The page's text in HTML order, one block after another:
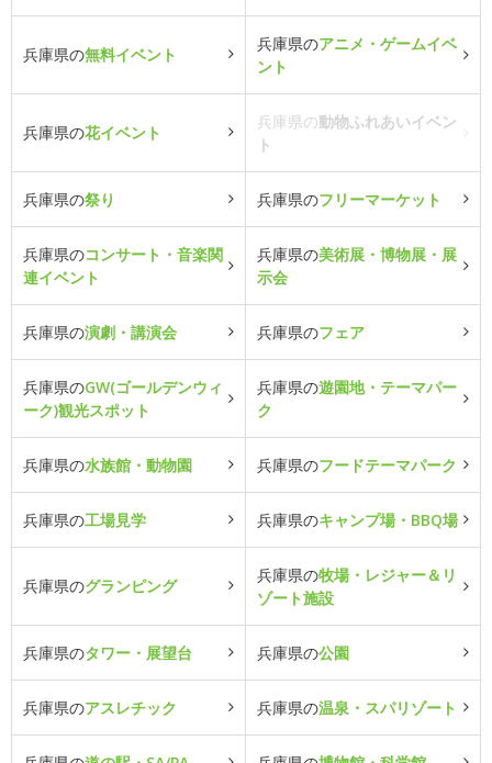
兵庫県の無料イベント
兵庫県のアニメ・ゲームイベ
ント
兵庫県の花イベント
兵庫県の動物ふれあいイベン
ト
兵庫県の祭り 兵庫県のフリーマーケット
兵庫県のコンサート・音楽関
連イベント
兵庫県の美術展・博物展・展
示会
兵庫県の演劇・講演会 兵庫県のフェア
兵庫県のGW(ゴールデンウィ
ーク)観光スポット
兵庫県の遊園地・テーマパー
ク
兵庫県の水族館・動物園 兵庫県のフードテーマパーク
兵庫県の工場見学 兵庫県のキャンプ場・BBQ場
兵庫県のグランピング
兵庫県の牧場・レジャー＆リ
ゾート施設
兵庫県のタワー・展望台 兵庫県の公園
兵庫県のアスレチック 兵庫県の温泉・スパリゾート